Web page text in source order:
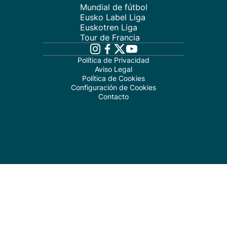
Mundial de fútbol
Eusko Label Liga
Euskotren Liga
Tour de Francia
Política de Privacidad
Aviso Legal
Política de Cookies
Configuración de Cookies
Contacto